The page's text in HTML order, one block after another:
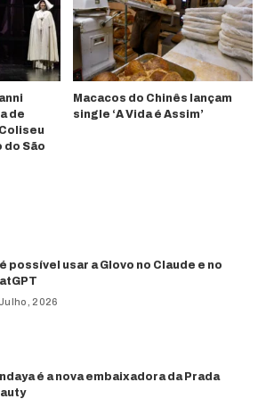
de
do São
Macacos do Chinês lançam
single ‘A Vida é Assim’
possível usar a Glovo no Claude e no
2026
é a nova embaixadora da Prada